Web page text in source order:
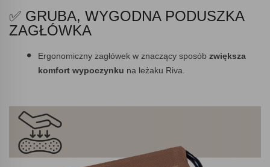
✅ GRUBA, WYGODNA PODUSZKA
ZAGŁÓWKA
Ergonomiczny zagłówek w znaczący sposób zwiększa
komfort wypoczynku na leżaku Riva.